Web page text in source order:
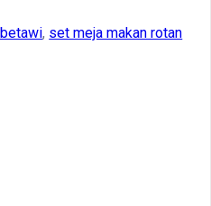
, set meja makan rotan